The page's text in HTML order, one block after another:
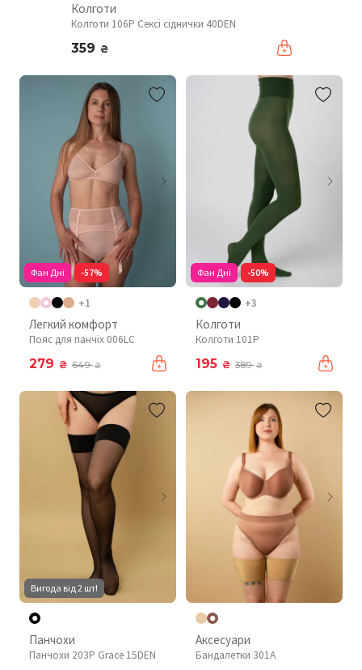
Колготи
Колготи 106P Сексі сіднички 40DEN
359 ₴
Фан Дні -57%
+1
Легкий комфорт
Пояс для панчіх 006LC
279 ₴ 649₴
Фан Дні -50%
+3
Колготи
Колготи 101P
195 ₴ 389₴
Вигода від 2 шт!
Панчохи
Панчохи 203P Grace 15DEN
Аксесуари
Бандалетки 301A